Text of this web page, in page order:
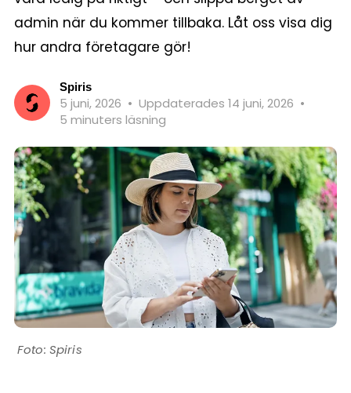
admin när du kommer tillbaka. Låt oss visa dig
hur andra företagare gör!
Spiris
5 juni, 2026 • Uppdaterades 14 juni, 2026 •
5 minuters läsning
Spiris